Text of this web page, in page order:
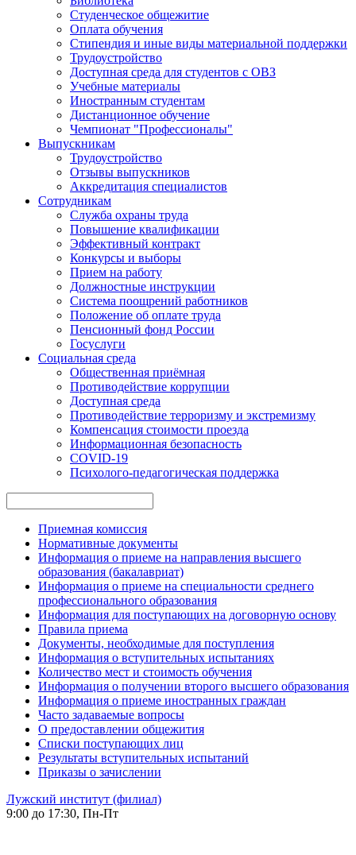
Студенческое общежитие
Оплата обучения
Стипендия и иные виды материальной поддержки
Трудоустройство
Доступная среда для студентов с ОВЗ
Учебные материалы
Иностранным студентам
Дистанционное обучение
Чемпионат "Профессионалы"
Выпускникам
Трудоустройство
Отзывы выпускников
Аккредитация специалистов
Сотрудникам
Служба охраны труда
Повышение квалификации
Эффективный контракт
Конкурсы и выборы
Прием на работу
Должностные инструкции
Система поощрений работников
Положение об оплате труда
Пенсионный фонд России
Госуслуги
Социальная среда
Общественная приёмная
Противодействие коррупции
Доступная среда
Противодействие терроризму и экстремизму
Компенсация стоимости проезда
Информационная безопасность
COVID-19
Психолого-педагогическая поддержка
Приемная комиссия
Нормативные документы
Информация о приеме на направления высшего
образования (бакалавриат)
Информация о приеме на специальности среднего
профессионального образования
Информация для поступающих на договорную основу
Правила приема
Документы, необходимые для поступления
Информация о вступительных испытаниях
Количество мест и стоимость обучения
Информация о получении второго высшего образования
Информация о приеме иностранных граждан
Часто задаваемые вопросы
О предоставлении общежития
Списки поступающих лиц
Результаты вступительных испытаний
Приказы о зачислении
Лужский институт (филиал)
9:00 до 17:30, Пн-Пт